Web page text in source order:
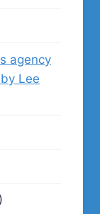
agency
Lee